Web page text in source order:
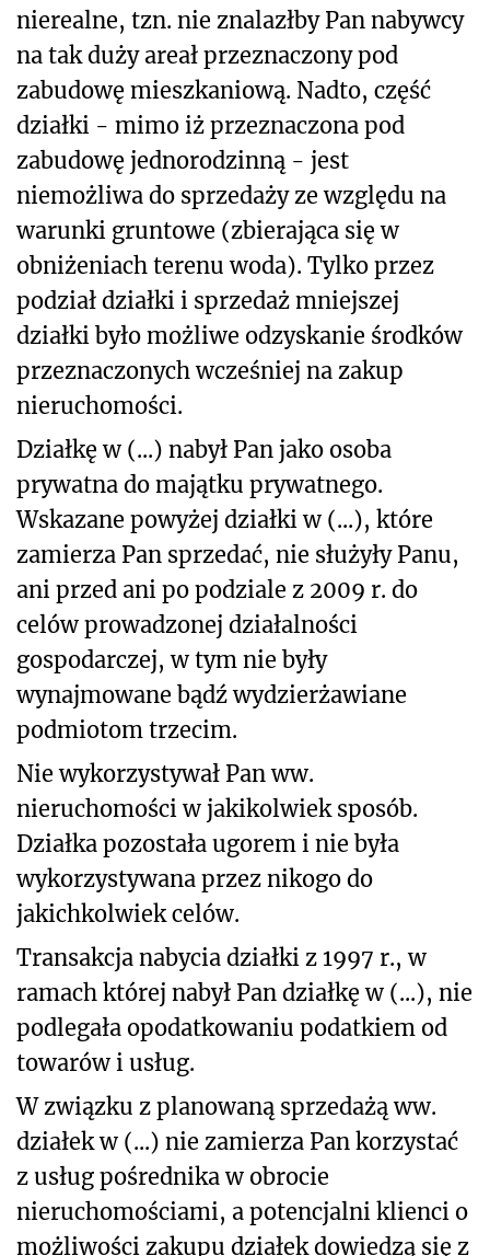
nierealne, tzn. nie znalazłby Pan nabywcy
na tak duży areał przeznaczony pod
zabudowę mieszkaniową. Nadto, część
działki - mimo iż przeznaczona pod
zabudowę jednorodzinną - jest
niemożliwa do sprzedaży ze względu na
warunki gruntowe (zbierająca się w
obniżeniach terenu woda). Tylko przez
podział działki i sprzedaż mniejszej
działki było możliwe odzyskanie środków
przeznaczonych wcześniej na zakup
nieruchomości.
Działkę w (...) nabył Pan jako osoba
prywatna do majątku prywatnego.
Wskazane powyżej działki w (...), które
zamierza Pan sprzedać, nie służyły Panu,
ani przed ani po podziale z 2009 r. do
celów prowadzonej działalności
gospodarczej, w tym nie były
wynajmowane bądź wydzierżawiane
podmiotom trzecim.
Nie wykorzystywał Pan ww.
nieruchomości w jakikolwiek sposób.
Działka pozostała ugorem i nie była
wykorzystywana przez nikogo do
jakichkolwiek celów.
Transakcja nabycia działki z 1997 r., w
ramach której nabył Pan działkę w (...), nie
podlegała opodatkowaniu podatkiem od
towarów i usług.
W związku z planowaną sprzedażą ww.
działek w (...) nie zamierza Pan korzystać
z usług pośrednika w obrocie
nieruchomościami, a potencjalni klienci o
możliwości zakupu działek dowiedzą się z